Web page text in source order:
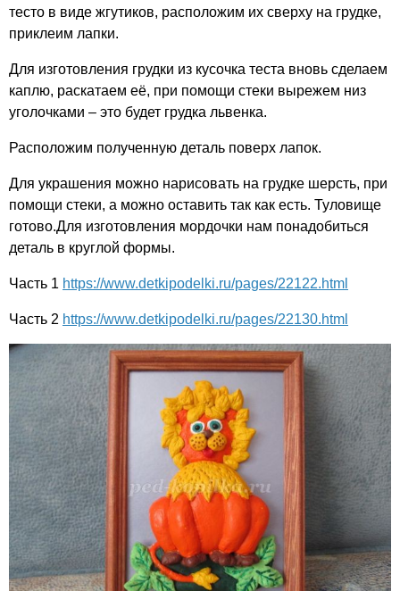
тесто в виде жгутиков, расположим их сверху на грудке,
приклеим лапки.
Для изготовления грудки из кусочка теста вновь сделаем
каплю, раскатаем её, при помощи стеки вырежем низ
уголочками – это будет грудка львенка.
Расположим полученную деталь поверх лапок.
Для украшения можно нарисовать на грудке шерсть, при
помощи стеки, а можно оставить так как есть. Туловище
готово.Для изготовления мордочки нам понадобиться
деталь в круглой формы.
Часть 1 https://www.detkipodelki.ru/pages/22122.html
Часть 2 https://www.detkipodelki.ru/pages/22130.html